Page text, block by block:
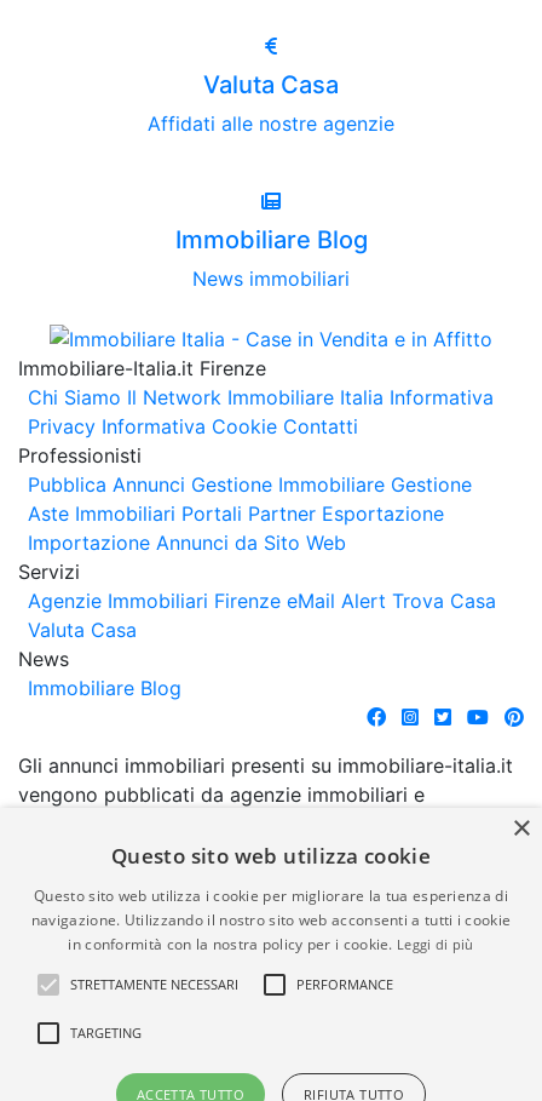
Valuta Casa
Affidati alle nostre agenzie
Immobiliare Blog
News immobiliari
Immobiliare-Italia.it Firenze
Chi Siamo Il Network Immobiliare Italia Informativa
Privacy Informativa Cookie Contatti
Professionisti
Pubblica Annunci Gestione Immobiliare Gestione
Aste Immobiliari Portali Partner Esportazione
Importazione Annunci da Sito Web
Servizi
Agenzie Immobiliari Firenze eMail Alert Trova Casa
Valuta Casa
News
Immobiliare Blog
Gli annunci immobiliari presenti su immobiliare-italia.it
vengono pubblicati da agenzie immobiliari e
comporta l'approvazione o l'avallo da parte di
garanzia da parte di quest'ultima. immobiliare-italia.it
quindi non è responsabile della veridicità, della
correttezza, della completezza, della normativa in
materia di privacy e/o di alcun altro aspetto dei
suddetti annunci.
© Copyright 2007 - 2026
Powered by
×
Questo sito web utilizza cookie
Questo sito web utilizza i cookie per migliorare la tua esperienza di
navigazione. Utilizzando il nostro sito web acconsenti a tutti i cookie
in conformità con la nostra policy per i cookie. Leggi di più
STRETTAMENTE NECESSARI PERFORMANCE
TARGETING
ACCETTA TUTTO RIFIUTA TUTTO